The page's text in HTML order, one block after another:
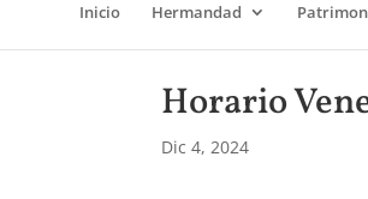
Inicio Hermandad
Horario
Dic 4, 2024